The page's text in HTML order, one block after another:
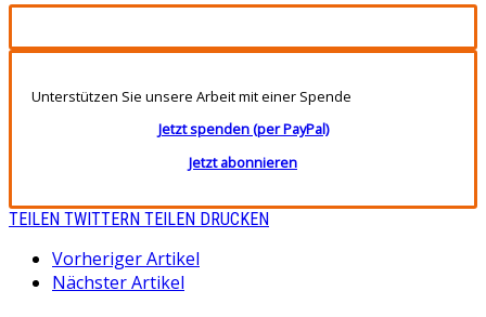
Unterstützen Sie unsere Arbeit mit einer Spende
Jetzt spenden (per PayPal)
Jetzt abonnieren
TEILEN TWITTERN TEILEN DRUCKEN
Vorheriger Artikel
Nächster Artikel